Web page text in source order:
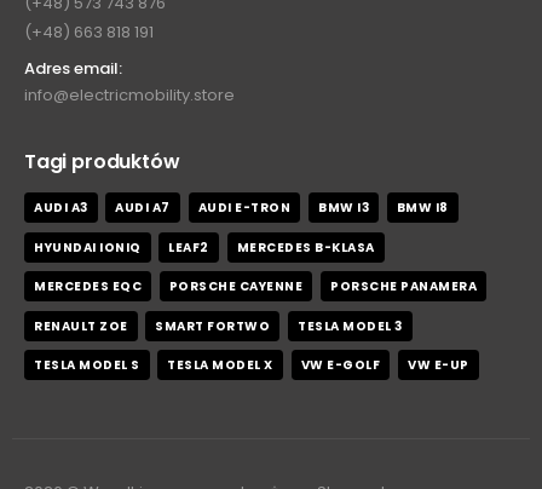
(+48) 663 818 191
Adres email:
info@electricmobility.store
Tagi produktów
AUDI A3 AUDI A7 AUDI E-TRON BMW I3 BMW I8
HYUNDAI IONIQ LEAF2 MERCEDES B-KLASA
MERCEDES EQC PORSCHE CAYENNE PORSCHE PANAMERA
RENAULT ZOE SMART FORTWO TESLA MODEL 3
TESLA MODEL S TESLA MODEL X VW E-GOLF VW E-UP